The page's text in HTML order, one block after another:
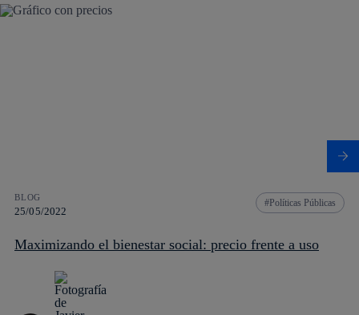
BLOG
25/05/2022
Políticas Públicas
Maximizando el bienestar social: precio frente a uso